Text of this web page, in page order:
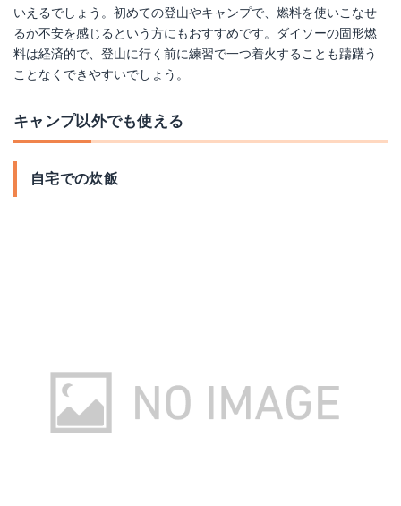
いえるでしょう。初めての登山やキャンプで、燃料を使いこなせ
るか不安を感じるという方にもおすすめです。ダイソーの固形燃
料は経済的で、登山に行く前に練習で一つ着火することも躊躇う
ことなくできやすいでしょう。
キャンプ以外でも使える
自宅での炊飯